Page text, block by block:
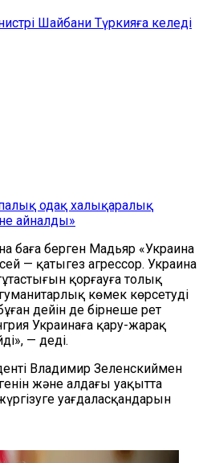
Шайбани Түркияға келеді
одақ халықаралық
айналды»
баға берген Мадьяр «Украина
— қатыгез агрессор. Украина
қорғауға толық
көмек көрсетуді
дейін де бірнеше рет
Украинаға қару-жарақ
— деді.
Владимир Зеленскиймен
және алдағы уақытта
уағдаласқандарын